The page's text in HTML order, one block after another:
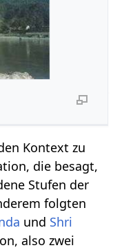
Kontext zu
die besagt,
Stufen der
folgten
und Shri
also zwei